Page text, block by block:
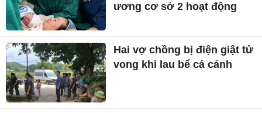
ương cơ sở 2 hoạt động
Hai vợ chồng bị điện giật tử
vong khi lau bể cá cảnh